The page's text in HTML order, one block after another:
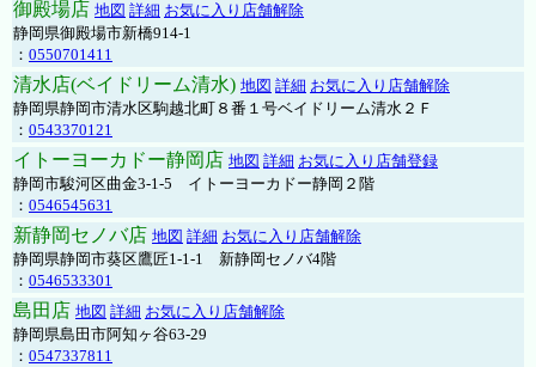
御殿場店 地図 詳細 お気に入り店舗解除
静岡県御殿場市新橋914-1
： 0550701411
清水店(ベイドリーム清水) 地図 詳細 お気に入り店舗解除
静岡県静岡市清水区駒越北町８番１号ベイドリーム清水２Ｆ
： 0543370121
イトーヨーカドー静岡店 地図 詳細 お気に入り店舗登録
静岡市駿河区曲金3-1-5 イトーヨーカドー静岡２階
： 0546545631
新静岡セノバ店 地図 詳細 お気に入り店舗解除
静岡県静岡市葵区鷹匠1-1-1 新静岡セノバ4階
： 0546533301
島田店 地図 詳細 お気に入り店舗解除
静岡県島田市阿知ヶ谷63-29
： 0547337811